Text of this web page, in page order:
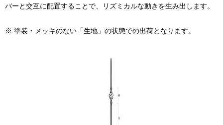
バーと交互に配置することで、リズミカルな動きを生み出します。
※ 塗装・メッキのない「生地」の状態での出荷となります。